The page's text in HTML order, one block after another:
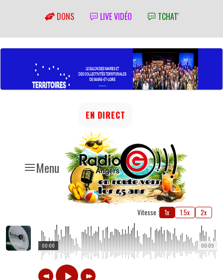
DONS LIVE VIDÉO TCHAT'
Menu
EN DIRECT
Vitesse : 1x 1.5x 2x
00:05
00:00